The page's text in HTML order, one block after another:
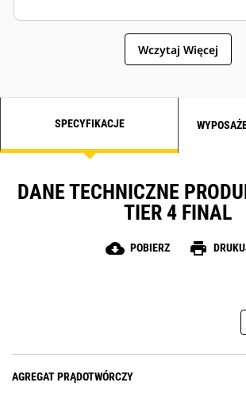
Wczytaj Więcej
SPECYFIKACJE
DANE TECHNICZNE
TIER 4 FINAL
cloud_download POBIERZ print
AGREGAT PRĄDOTWÓRCZY